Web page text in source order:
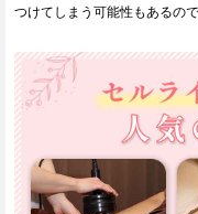
つけてしまう可能性もあるの